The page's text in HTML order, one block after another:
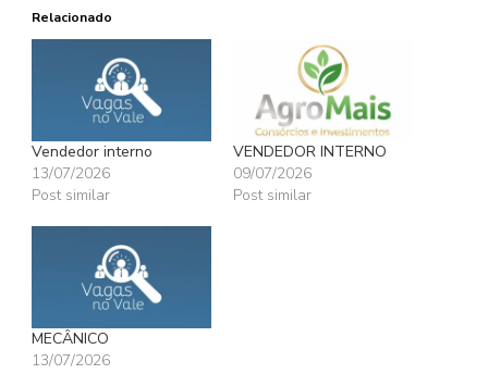
Relacionado
Vendedor interno
13/07/2026
Post similar
VENDEDOR INTERNO
09/07/2026
Post similar
MECÂNICO
13/07/2026